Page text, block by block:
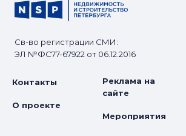
Св-во регистрации СМИ:
ЭЛ №ФС77-67922 от 06.12.2016
Контакты
О проекте
Реклама на
сайте
Мероприятия